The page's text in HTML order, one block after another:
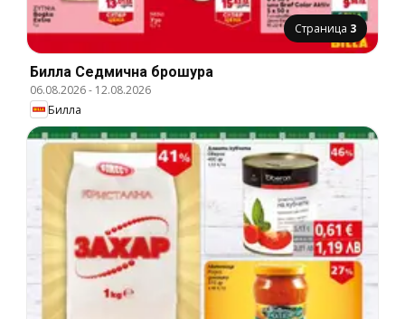
Страница 3
Билла Cедмична брошура
06.08.2026- 12.08.2026
Билла